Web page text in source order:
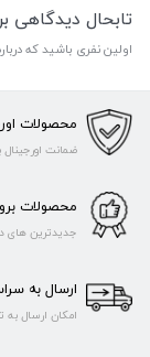
تابحال
اولین نفری باشید که
محصولات
ضمانت اورجینال
محصولات
جدیدترین های
ارسال به
امکان ارسال به